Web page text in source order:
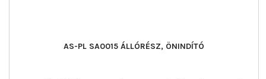
AS-PL SA0015 ÁLLÓRÉSZ, ÖNINDÍTÓ